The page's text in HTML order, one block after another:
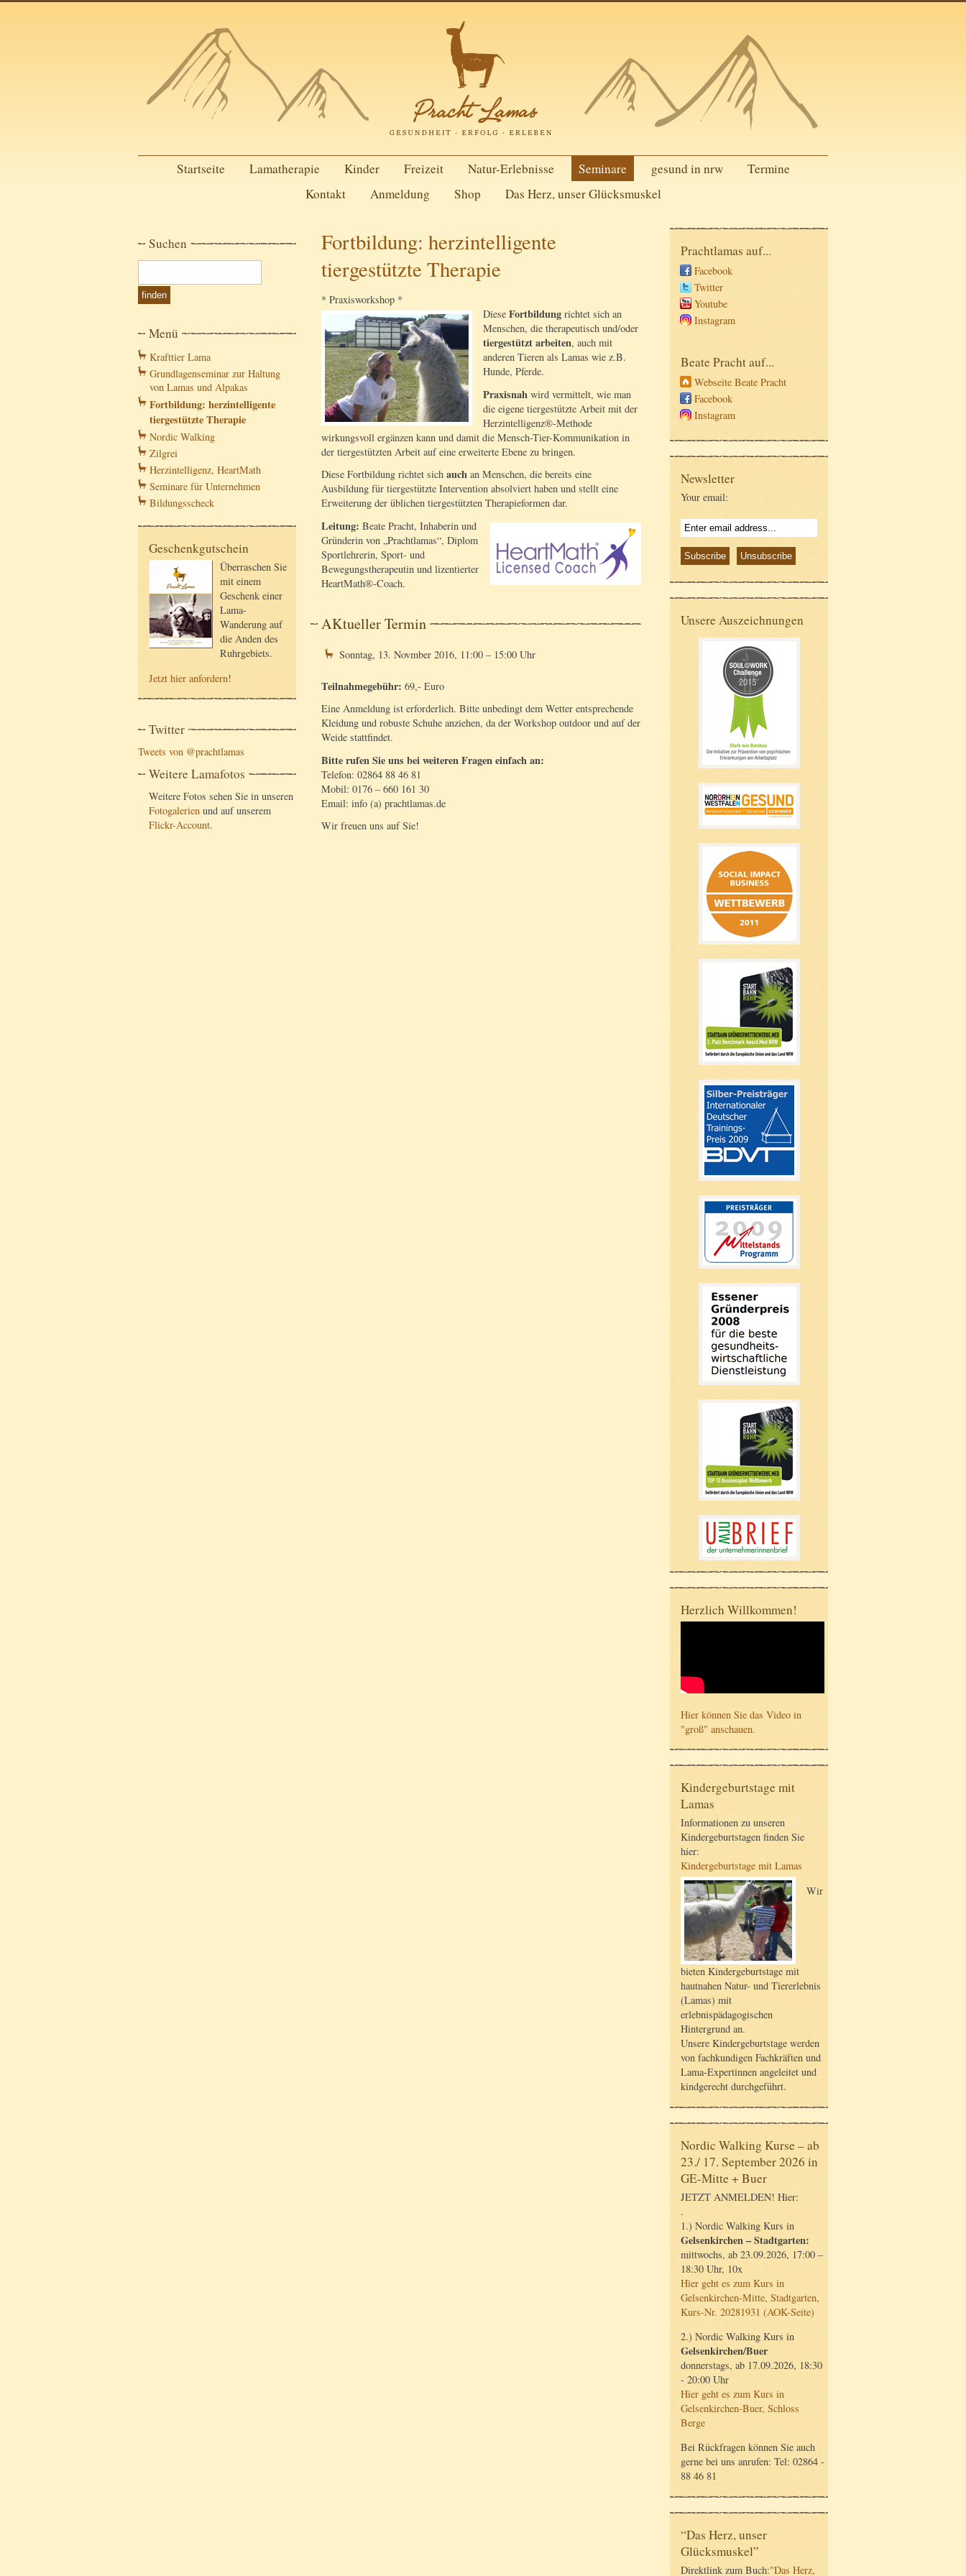
Startseite Lamatherapie Kinder Freizeit Natur-Erlebnisse Seminare gesund in nrw
Termine
Kontakt
Anmeldung Shop Das Herz, unser Glücksmuskel
Suchen
Menü
Krafttier Lama
Grundlagenseminar zur Haltung
von Lamas und Alpakas
Fortbildung: herzintelligente
tiergestützte Therapie
Nordic Walking
Zilgrei
Herzintelligenz, HeartMath
Seminare für Unternehmen
Bildungsscheck
Geschenkgutschein
Überraschen Sie
mit einem
Geschenk einer
Lama-
Wanderung auf
die Anden des
Ruhrgebiets.
Jetzt hier anfordern!
Twitter
Tweets von @prachtlamas
Weitere Lamafotos
Weitere Fotos sehen Sie in unseren
Fotogalerien und auf unserem
Flickr-Account.
Fortbildung: herzintelligente
tiergestützte Therapie
* Praxisworkshop *
Diese Fortbildung richtet sich an
Menschen, die therapeutisch und/oder
tiergestützt arbeiten, auch mit
anderen Tieren als Lamas wie z.B.
Hunde, Pferde.
Praxisnah wird vermittelt, wie man
die eigene tiergestützte Arbeit mit der
Herzintelligenz®-Methode
wirkungsvoll ergänzen kann und damit die Mensch-Tier-Kommunikation in
der tiergestützten Arbeit auf eine erweiterte Ebene zu bringen.
Diese Fortbildung richtet sich auch an Menschen, die bereits eine
Ausbildung für tiergestützte Intervention absolviert haben und stellt eine
Erweiterung der üblichen tiergestützten Therapieformen dar.
Leitung: Beate Pracht, Inhaberin und
Gründerin von „Prachtlamas“, Diplom
Sportlehrerin, Sport- und
Bewegungstherapeutin und lizentierter
HeartMath®-Coach.
AKtueller Termin
Sonntag, 13. Novmber 2016, 11:00 – 15:00 Uhr
Teilnahmegebühr: 69,- Euro
Eine Anmeldung ist erforderlich. Bitte unbedingt dem Wetter entsprechende
Kleidung und robuste Schuhe anziehen, da der Workshop outdoor und auf der
Weide stattfindet.
Bitte rufen Sie uns bei weiteren Fragen einfach an:
Telefon: 02864 88 46 81
Mobil: 0176 – 660 161 30
Email: info (a) prachtlamas.de
Wir freuen uns auf Sie!
Prachtlamas auf...
Facebook
Twitter
Youtube
Instagram
Beate Pracht auf...
Webseite Beate Pracht
Facebook
Instagram
Newsletter
Your email:
Unsere Auszeichnungen
Herzlich Willkommen!
Hier können Sie das Video in
"groß" anschauen.
Kindergeburtstage mit
Lamas
Informationen zu unseren
Kindergeburtstagen finden Sie
hier:
Kindergeburtstage mit Lamas
Wir
bieten Kindergeburtstage mit
hautnahen Natur- und Tiererlebnis
(Lamas) mit
erlebnispädagogischen
Hintergrund an.
Unsere Kindergeburtstage werden
von fachkundigen Fachkräften und
Lama-Expertinnen angeleitet und
kindgerecht durchgeführt.
Nordic Walking Kurse – ab
23./ 17. September 2026 in
GE-Mitte + Buer
JETZT ANMELDEN! Hier:
.
1.) Nordic Walking Kurs in
Gelsenkirchen – Stadtgarten:
mittwochs, ab 23.09.2026, 17:00 –
18:30 Uhr, 10x
Hier geht es zum Kurs in
Gelsenkirchen-Mitte, Stadtgarten,
Kurs-Nr. 20281931 (AOK-Seite)
2.) Nordic Walking Kurs in
Gelsenkirchen/Buer
donnerstags, ab 17.09.2026, 18:30
- 20:00 Uhr
Hier geht es zum Kurs in
Gelsenkirchen-Buer, Schloss
Berge
Bei Rückfragen können Sie auch
gerne bei uns anrufen: Tel: 02864 -
88 46 81
“Das Herz, unser
Glücksmuskel”
Direktlink zum Buch:"Das Herz,